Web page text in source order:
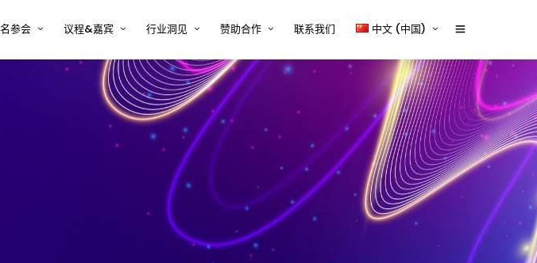
参会
注册 tcworld 大会
议程&嘉宾
大会议程
大会嘉宾
2026年嘉宾时间表
行业洞见
半导体行业的技术内容挑战与解决
方案
复杂设备行业的技术内容挑战与解
决方案
新能源、储能与电力电子行业的技
术内容挑战与解决方案
医疗器械行业的技术内容挑战与解
决方案
汽车行业的技术内容挑战与解决方
软件与平台系统的技术内容挑战与
赞助合作
赞助商2026
tcworld 2026 中国大会赞助通道
正式开启
赞助招募
Exhibitor and/or Sponsorship
Terms and Conditions
联系我们 中文 (中国)
English
中文 (中国)